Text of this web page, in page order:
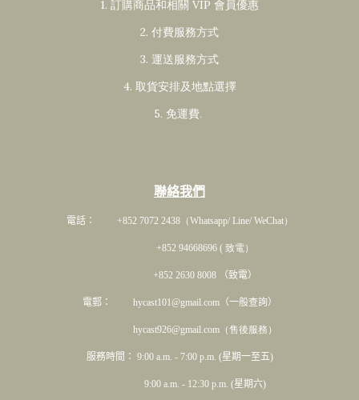
1. 訂購商品和相關 VIP 會員優惠
2. 付費服務方式
3. 運送服務方式
4. 取貨安排及地點選擇
5. 免運費.
聯絡我們
電話： +852 7072 2438（Whatsapp/ Line/ WeChat）
+852 94668696 ( 致電）
+852 2630 8008 （致電）
電郵： hycast101@gmail.com（一般查詢）
hycast926@gmail.com（售後服務）
服務時間： 9:00 a.m. - 7:00 p.m. (星期一至五)
9:00 a.m. - 12:30 p.m. (星期六)